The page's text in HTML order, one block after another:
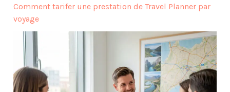
Comment tarifer une prestation de Travel Planner par
voyage